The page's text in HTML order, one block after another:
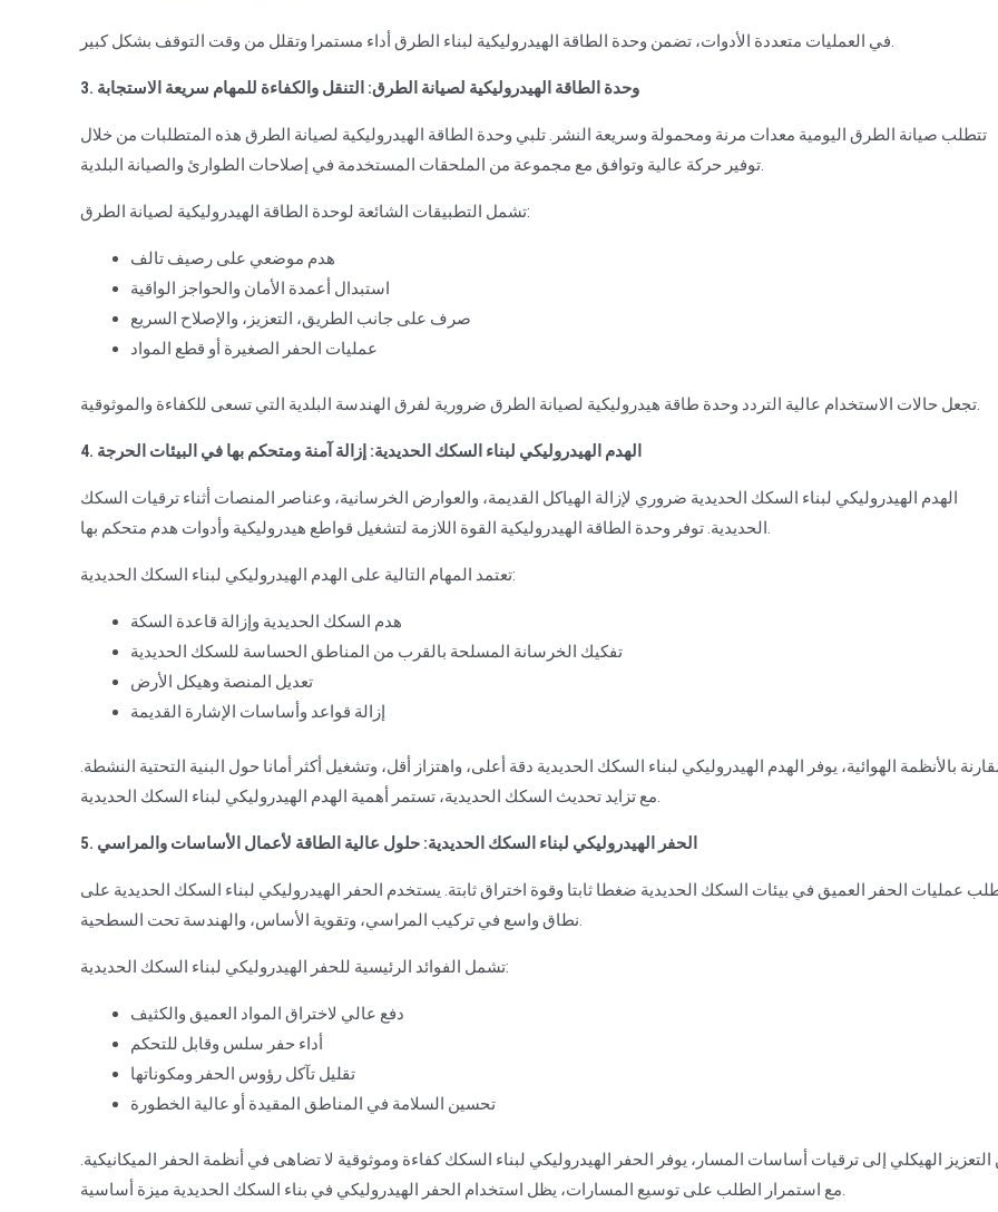
في العمليات متعددة الأدوات، تضمن وحدة الطاقة الهيدروليكية لبناء الطرق أداء مستمرا وتقلل من وقت التوقف بشكل كبير.
3. وحدة الطاقة الهيدروليكية لصيانة الطرق: التنقل والكفاءة للمهام سريعة الاستجابة
تتطلب صيانة الطرق اليومية معدات مرنة ومحمولة وسريعة النشر. تلبي وحدة الطاقة الهيدروليكية لصيانة الطرق هذه المتطلبات من خلال
توفير حركة عالية وتوافق مع مجموعة من الملحقات المستخدمة في إصلاحات الطوارئ والصيانة البلدية.
تشمل التطبيقات الشائعة لوحدة الطاقة الهيدروليكية لصيانة الطرق:
هدم موضعي على رصيف تالف
استبدال أعمدة الأمان والحواجز الواقية
صرف على جانب الطريق، التعزيز، والإصلاح السريع
عمليات الحفر الصغيرة أو قطع المواد
4. الهدم الهيدروليكي لبناء السكك الحديدية: إزالة آمنة ومتحكم بها في البيئات الحرجة
الهدم الهيدروليكي لبناء السكك الحديدية ضروري لإزالة الهياكل القديمة، والعوارض الخرسانية، وعناصر المنصات أثناء ترقيات السكك
تعتمد المهام التالية على الهدم الهيدروليكي لبناء السكك الحديدية:
هدم السكك الحديدية وإزالة قاعدة السكة
تفكيك الخرسانة المسلحة بالقرب من المناطق الحساسة للسكك الحديدية
تعديل المنصة وهيكل الأرض
إزالة قواعد وأساسات الإشارة القديمة
بالأنظمة الهوائية، يوفر الهدم الهيدروليكي لبناء السكك الحديدية دقة أعلى، واهتزاز أقل، وتشغيل أكثر أمانا حول البنية التحتية النشطة.
مع تزايد تحديث السكك الحديدية، تستمر أهمية الهدم الهيدروليكي لبناء السكك الحديدية.
5. الحفر الهيدروليكي لبناء السكك الحديدية: حلول عالية الطاقة لأعمال الأساسات والمراسي
عمليات الحفر العميق في بيئات السكك الحديدية ضغطا ثابتا وقوة اختراق ثابتة. يستخدم الحفر الهيدروليكي لبناء السكك الحديدية على
نطاق واسع في تركيب المراسي، وتقوية الأساس، والهندسة تحت السطحية.
تشمل الفوائد الرئيسية للحفر الهيدروليكي لبناء السكك الحديدية:
دفع عالي لاختراق المواد العميق والكثيف
أداء حفر سلس وقابل للتحكم
تقليل تآكل رؤوس الحفر ومكوناتها
تحسين السلامة في المناطق المقيدة أو عالية الخطورة
الهيكلي إلى ترقيات أساسات المسار، يوفر الحفر الهيدروليكي لبناء السكك كفاءة وموثوقية لا تضاهى في أنظمة الحفر الميكانيكية.